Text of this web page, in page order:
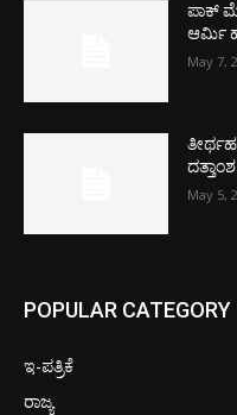
ಪಾಕ್​
ಆರ್ಮಿ
May 7,
May 5,
POPULAR CATEGORY
ಇ-ಪತ್ರಿಕೆ
ರಾಜ್ಯ